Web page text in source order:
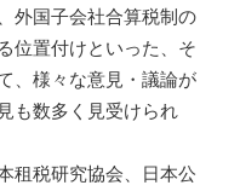
外国子会社合算税制の
位置付けといった、そ
、様々な意見・議論が
も数多く見受けられ
租税研究協会、日本公